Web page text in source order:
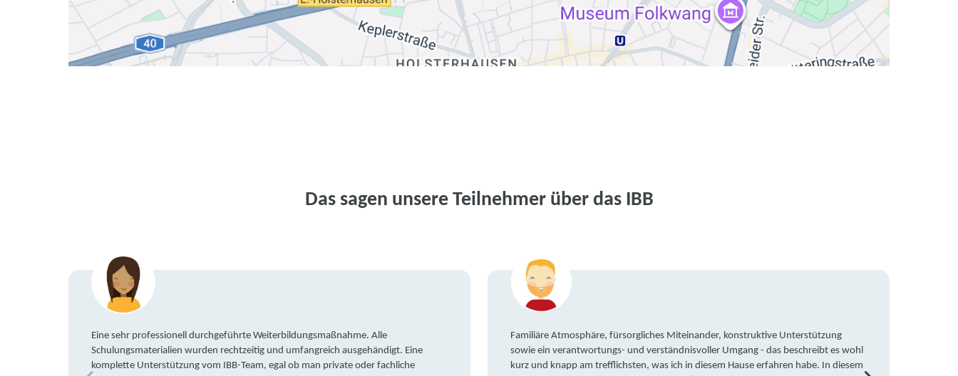
Das sagen unsere Teilnehmer über das IBB
Eine sehr professionell durchgeführte Weiterbildungsmaßnahme. Alle
Schulungsmaterialien wurden rechtzeitig und umfangreich ausgehändigt. Eine
komplette Unterstützung vom IBB-Team, egal ob man private oder fachliche
Familiäre Atmosphäre, fürsorgliches Miteinander, konstruktive Unterstützung
sowie ein verantwortungs- und verständnisvoller Umgang - das beschreibt es wohl
kurz und knapp am trefflichsten, was ich in diesem Hause erfahren habe. In diesem